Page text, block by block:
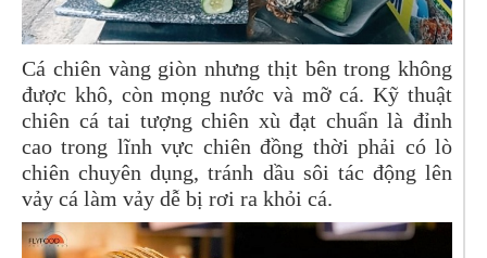
Cá chiên vàng giòn nhưng thịt bên trong không
được khô, còn mọng nước và mỡ cá. Kỹ thuật
chiên cá tai tượng chiên xù đạt chuẩn là đỉnh
cao trong lĩnh vực chiên đồng thời phải có lò
chiên chuyên dụng, tránh dầu sôi tác động lên
vảy cá làm vảy dễ bị rơi ra khỏi cá.